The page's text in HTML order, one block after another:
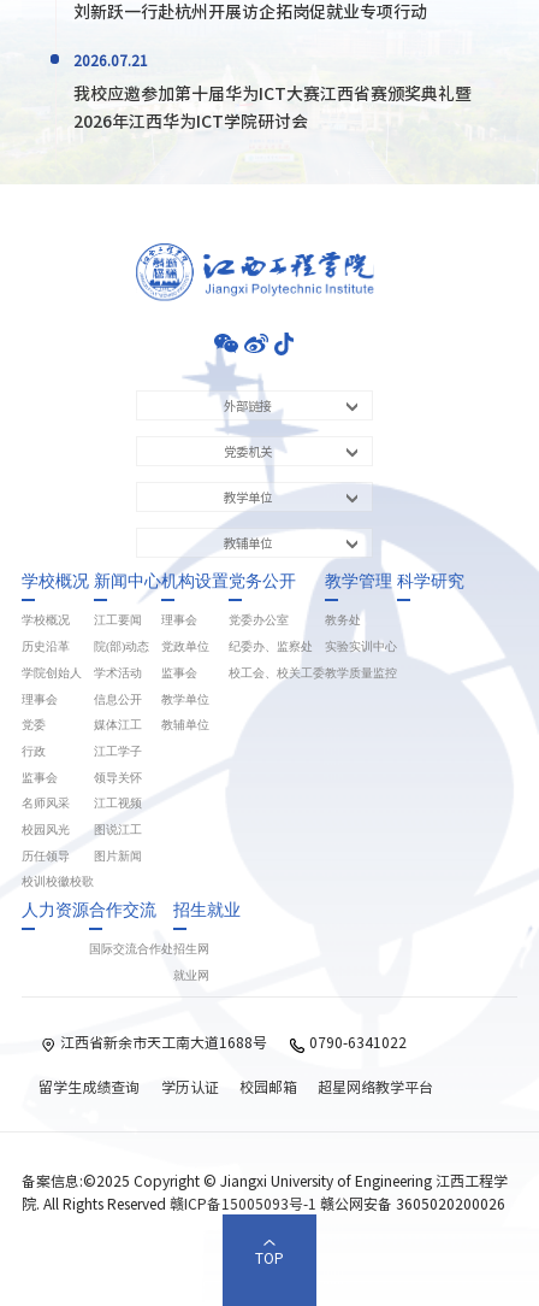
刘新跃一行赴杭州开展访企拓岗促就业专项行动
2026.07.21
我校应邀参加第十届华为ICT大赛江西省赛颁奖典礼暨
2026年江西华为ICT学院研讨会
外部链接
党委机关
教学单位
教辅单位
学校概况
学校概况
历史沿革
学院创始人
理事会
党委
行政
监事会
名师风采
校园风光
历任领导
校训校徽校歌
新闻中心
江工要闻
院(部)动态
学术活动
信息公开
媒体江工
江工学子
领导关怀
江工视频
图说江工
图片新闻
机构设置
理事会
党政单位
监事会
教学单位
教辅单位
党务公开
党委办公室
纪委办、监察处
校工会、校关工委
教学管理
教务处
实验实训中心
教学质量监控
科学研究
人力资源合作交流
国际交流合作处
招生就业
招生网
就业网
江西省新余市天工南大道1688号 0790-6341022
留学生成绩查询 学历认证 校园邮箱 超星网络教学平台
备案信息:©2025 Copyright © Jiangxi University of Engineering 江西工程学
院. All Rights Reserved 赣ICP备15005093号-1 赣公网安备 3605020200026
TOP